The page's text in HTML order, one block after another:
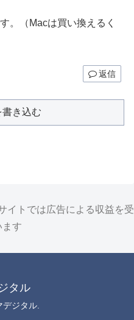
。（Macは買い換えるく
返信
書き込む
イトでは広告による収益を受
ます
タル
ジタル.